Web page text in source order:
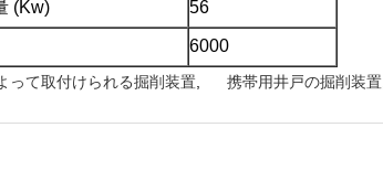
(Kw) 56
6000
って取付けられる掘削装置 携帯用井戸の掘削装置